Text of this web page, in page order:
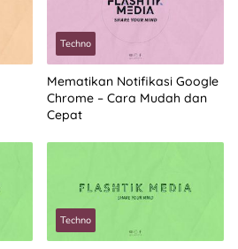
Techno
Mematikan Notifikasi Google
Chrome – Cara Mudah dan
Cepat
Techno